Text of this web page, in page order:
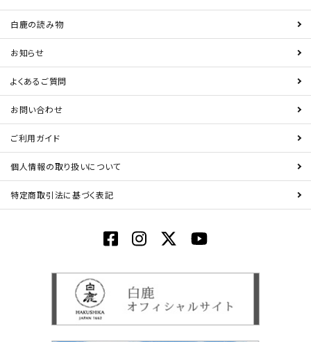
白鹿の読み物
お知らせ
よくあるご質問
お問い合わせ
ご利用ガイド
個人情報の取り扱いについて
特定商取引法に基づく表記